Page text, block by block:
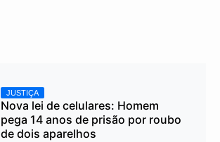
JUSTIÇA
Nova lei de celulares: Homem
pega 14 anos de prisão por roubo
de dois aparelhos